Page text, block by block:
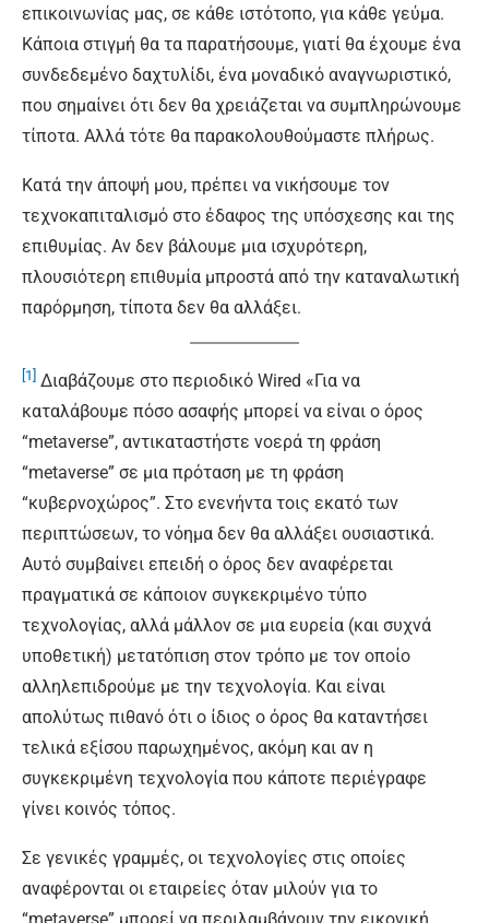
επικοινωνίας μας, σε κάθε ιστότοπο, για κάθε γεύμα.
Κάποια στιγμή θα τα παρατήσουμε, γιατί θα έχουμε ένα
συνδεδεμένο δαχτυλίδι, ένα μοναδικό αναγνωριστικό,
που σημαίνει ότι δεν θα χρειάζεται να συμπληρώνουμε
τίποτα. Αλλά τότε θα παρακολουθούμαστε πλήρως.
Κατά την άποψή μου, πρέπει να νικήσουμε τον
τεχνοκαπιταλισμό στο έδαφος της υπόσχεσης και της
επιθυμίας. Αν δεν βάλουμε μια ισχυρότερη,
πλουσιότερη επιθυμία μπροστά από την καταναλωτική
παρόρμηση, τίποτα δεν θα αλλάξει.
[1] Διαβάζουμε στο περιοδικό Wired «Για να
καταλάβουμε πόσο ασαφής μπορεί να είναι ο όρος
“metaverse”, αντικαταστήστε νοερά τη φράση
“metaverse” σε μια πρόταση με τη φράση
“κυβερνοχώρος”. Στο ενενήντα τοις εκατό των
περιπτώσεων, το νόημα δεν θα αλλάξει ουσιαστικά.
Αυτό συμβαίνει επειδή ο όρος δεν αναφέρεται
πραγματικά σε κάποιον συγκεκριμένο τύπο
τεχνολογίας, αλλά μάλλον σε μια ευρεία (και συχνά
υποθετική) μετατόπιση στον τρόπο με τον οποίο
αλληλεπιδρούμε με την τεχνολογία. Και είναι
απολύτως πιθανό ότι ο ίδιος ο όρος θα καταντήσει
τελικά εξίσου παρωχημένος, ακόμη και αν η
συγκεκριμένη τεχνολογία που κάποτε περιέγραφε
γίνει κοινός τόπος.
Σε γενικές γραμμές, οι τεχνολογίες στις οποίες
αναφέρονται οι εταιρείες όταν μιλούν για το